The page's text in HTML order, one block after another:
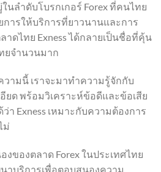
นลำดับโบรกเกอร์ Forex ที่คนไทย
การให้บริการที่ยาวนานและการ
าดไทย Exness ได้กลายเป็นชื่อที่คุ้น
ยจำนวนมาก
ามนี้ เราจะมาทำความรู้จักกับ
ยด พร้อมวิเคราะห์ข้อดีและข้อเสีย
Exness เหมาะกับความต้องการ
ม่
งของตลาด Forex ในประเทศไทย
าบริการเพื่อตอบสนองความ